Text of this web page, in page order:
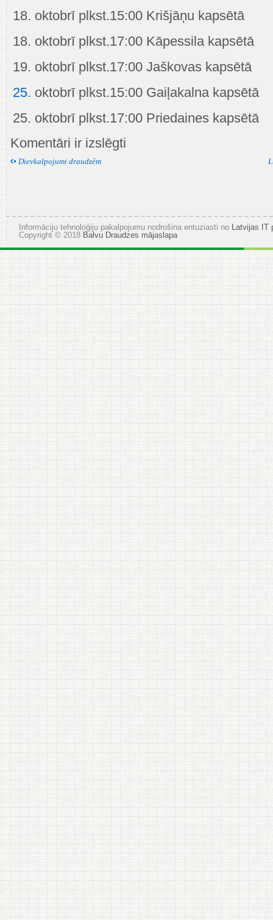
18. oktobrī plkst.15:00 Krišjāņu kapsētā
18. oktobrī plkst.17:00 Kāpessila kapsētā
19. oktobrī plkst.17:00 Jaškovas kapsētā
25. oktobrī plkst.15:00 Gaiļakalna kapsētā
25. oktobrī plkst.17:00 Priedaines kapsētā
Komentāri ir izslēgti
Svecīšu
vakari
Dievkalpojumi draudzēm
Informāciju tehnoloģiju pakalpojumu nodrošina entuziasti no Latvijas IT
Copyright © 2018 Balvu Draudzes mājaslapa